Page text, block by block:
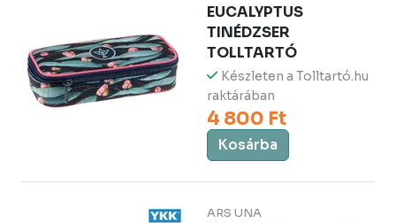
EUCALYPTUS
TINÉDZSER
TOLLTARTÓ
Készleten a Tolltartó.hu
raktárában
4 800 Ft
Kosárba
ARS UNA